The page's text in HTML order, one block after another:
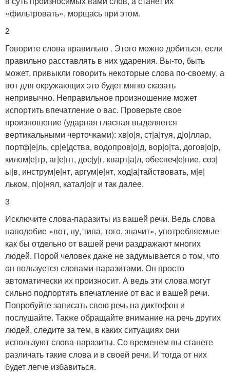
«фильтровать», морщась при этом.
2
Говорите слова правильно . Этого можно добиться, если
правильно расставлять в них ударения. Вы-то, быть
может, привыкли говорить некоторые слова по-своему, а
вот для окружающих это будет мягко сказать
непривычно. Неправильное произношение может
испортить впечатление о вас. Проверьте свое
произношение (ударная гласная выделяется
вертикальными черточками): хв|о|я, ст|а|туя, д|о|ллар,
портф|е|ль, ср|е|дства, водопров|о|д, вор|о|та, догов|о|р,
килом|е|тр, аг|е|нт, дос|у|г, кварт|а|л, обеспеч|е|ние, соз|
ы|в, инструм|е|нт, аргум|е|нт, ход|а|тайствовать, м|е|
льком, п|о|нял, катал|о|г и так далее.
3
Исключите слова-паразиты из вашей речи. Ведь слова
наподобие «вот, ну, типа, того, значит», употребляемые
как бы отдельно от вашей речи раздражают многих
людей. Порой человек даже не задумывается о том, что
он пользуется словами-паразитами. Он просто
автоматически их произносит. А ведь эти слова могут
сильно подпортить впечатление от вас и вашей речи.
Попробуйте записать свою речь на диктофон и
послушайте. Также обращайте внимание на речь других
людей, следите за тем, в каких ситуациях они
используют слова-паразиты. Со временем вы станете
различать такие слова и в своей речи. И тогда от них
будет легче избавиться.